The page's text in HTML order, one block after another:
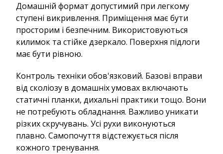
Домашній формат допустимий при легкому
ступені викривлення. Приміщення має бути
просторим і безпечним. Використовуються
килимок та стійке дзеркало. Поверхня підлоги
має бути рівною.
Контроль техніки обов'язковий. Базові вправи
від сколіозу в домашніх умовах включають
статичні планки, дихальні практики тощо. Вони
не потребують обладнання. Важливо уникати
різких скручувань. Усі рухи виконуються
плавно. Самопочуття відстежується після
кожного тренування.